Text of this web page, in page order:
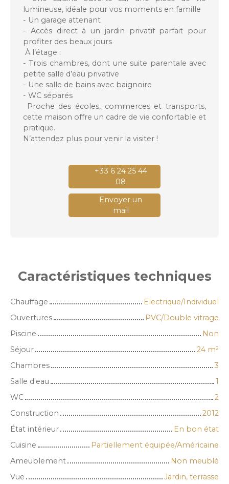
lumineuse, idéale pour vos moments en famille
- Un garage attenant
- Accès direct à un jardin privatif parfait pour
profiter des beaux jours
À l’étage :
- Trois chambres, dont une suite parentale avec
petite salle d’eau privative
- Une salle de bains avec baignoire
- WC séparés
Proche des écoles, commerces et transports,
cette maison offre un cadre de vie confortable et
pratique.
N’attendez plus pour venir la visiter !
+33 6 24 25 44
08
Envoyer un
mail
Caractéristiques techniques
Chauffage
Electrique/Individuel
Ouvertures
PVC/Double vitrage
Piscine
Non
Séjour
24 m²
Chambres
3
Salle d'eau
1
WC
2
Construction
2012
État intérieur
En bon état
Cuisine
Partiellement équipée/Américaine
Ameublement
Non meublé
Vue
Jardin, terrasse